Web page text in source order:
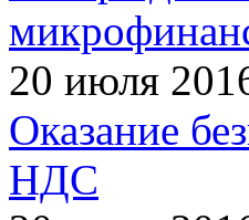
20 июля
Оказание
НДС